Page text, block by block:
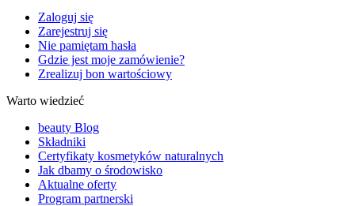
Zaloguj się
Zarejestruj się
Nie pamiętam hasła
Gdzie jest moje zamówienie?
Zrealizuj bon wartościowy
Warto wiedzieć
beauty Blog
Składniki
Certyfikaty kosmetyków naturalnych
Jak dbamy o środowisko
Aktualne oferty
Program partnerski